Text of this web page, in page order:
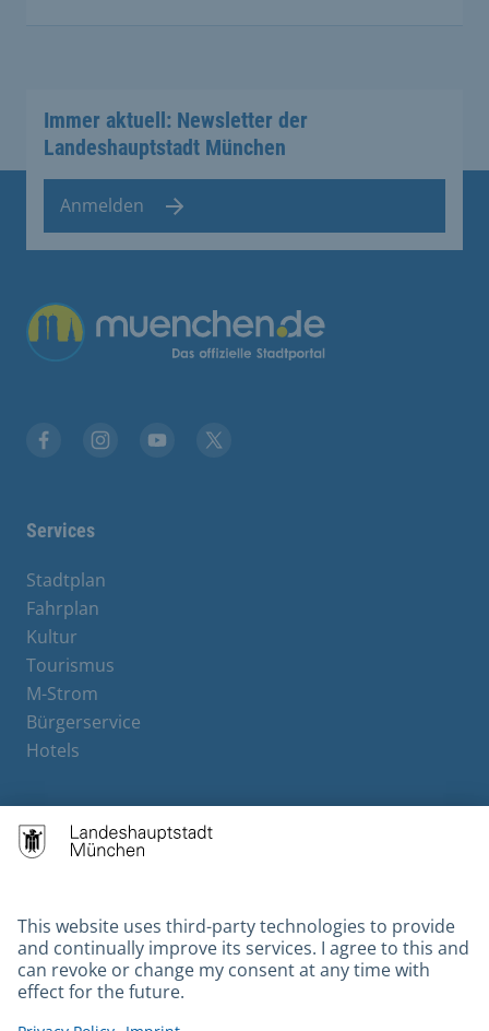
Immer aktuell: Newsletter der
Landeshauptstadt München
Anmelden
Übergreifende Links
Services
Stadtplan
Fahrplan
Kultur
Tourismus
M-Strom
Bürgerservice
Hotels
Contact
Gebärdensprache
Datenschutz
Kontakt